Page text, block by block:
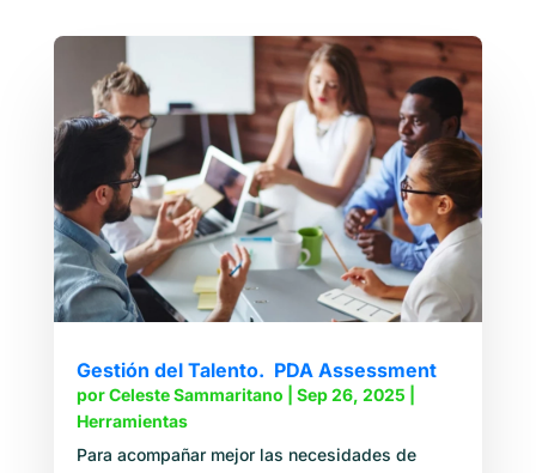
Gestión del Talento. PDA Assessment
porCeleste Sammaritano Sep 26, 2025
Herramientas
Para acompañar mejor las necesidades de